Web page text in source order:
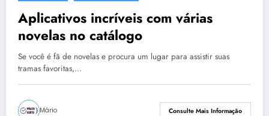
Aplicativos incríveis com várias
novelas no catálogo
Se você é fã de novelas e procura um lugar para assistir suas
tramas favoritas,…
Mário Consulte Mais Informação